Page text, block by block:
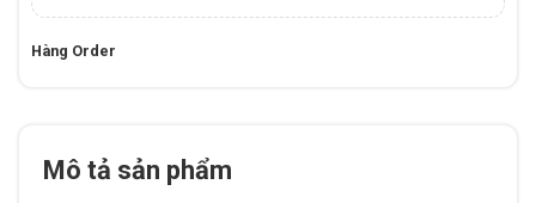
Hàng Order
Mô tả sản phẩm